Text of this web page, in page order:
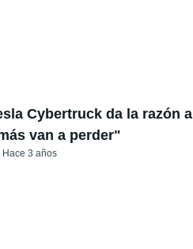
Cybertruck da la razón a
van a perder"
Hace 3 años